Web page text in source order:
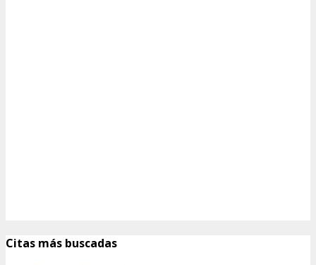
Citas más buscadas